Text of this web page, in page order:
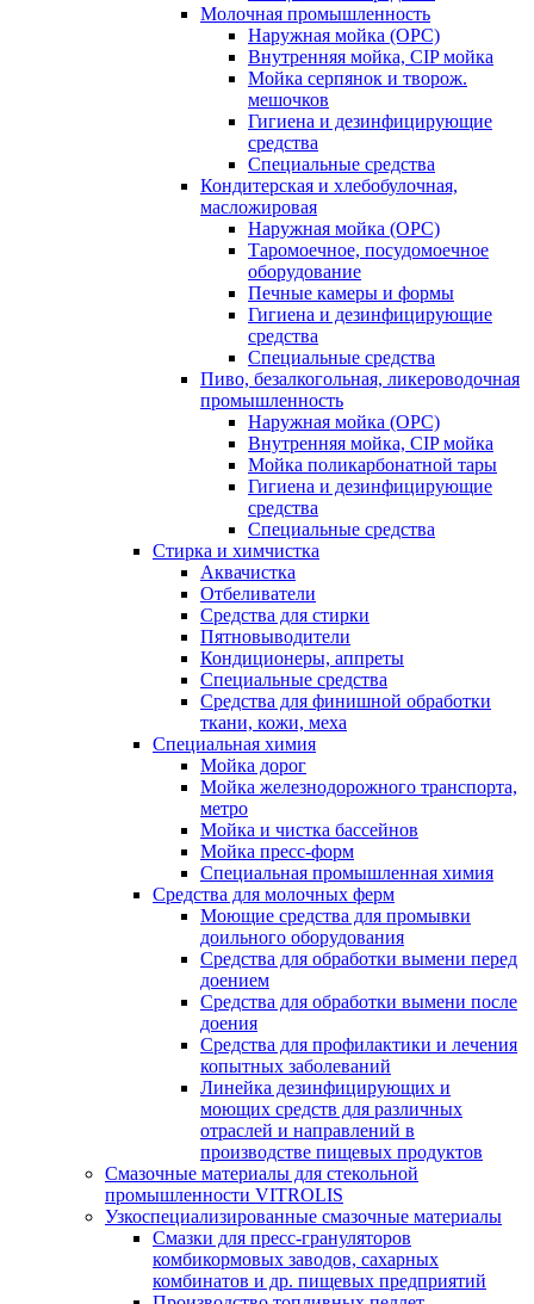
Молочная промышленность
Наружная мойка (ОРС)
Внутренняя мойка, CIP мойка
Мойка серпянок и творож.
мешочков
Гигиена и дезинфицирующие
средства
Специальные средства
Кондитерская и хлебобулочная,
масложировая
Наружная мойка (ОРС)
Таромоечное, посудомоечное
оборудование
Печные камеры и формы
Гигиена и дезинфицирующие
средства
Специальные средства
Пиво, безалкогольная, ликероводочная
промышленность
Наружная мойка (ОРС)
Внутренняя мойка, CIP мойка
Мойка поликарбонатной тары
Гигиена и дезинфицирующие
средства
Специальные средства
Стирка и химчистка
Аквачистка
Отбеливатели
Средства для стирки
Пятновыводители
Кондиционеры, аппреты
Специальные средства
Средства для финишной обработки
ткани, кожи, меха
Специальная химия
Мойка дорог
Мойка железнодорожного транспорта,
метро
Мойка и чистка бассейнов
Мойка пресс-форм
Специальная промышленная химия
Средства для молочных ферм
Моющие средства для промывки
доильного оборудования
Средства для обработки вымени перед
доением
Средства для обработки вымени после
доения
Средства для профилактики и лечения
копытных заболеваний
Линейка дезинфицирующих и
моющих средств для различных
отраслей и направлений в
производстве пищевых продуктов
Смазочные материалы для стекольной
промышленности VITROLIS
Узкоспециализированные смазочные материалы
Смазки для пресс-грануляторов
комбикормовых заводов, сахарных
комбинатов и др. пищевых предприятий